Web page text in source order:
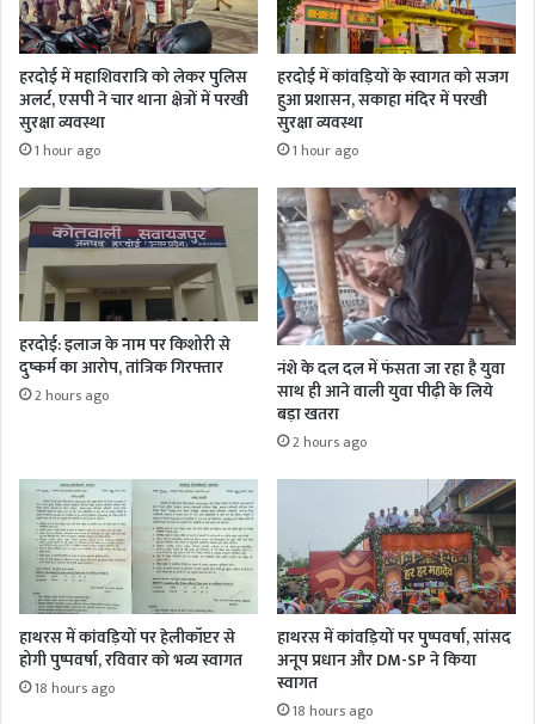
हरदोई में महाशिवरात्रि को लेकर पुलिस
अलर्ट, एसपी ने चार थाना क्षेत्रों में परखी
सुरक्षा व्यवस्था
1 hour ago
हरदोई में कांवड़ियों के स्वागत को सजग
हुआ प्रशासन, सकाहा मंदिर में परखी
सुरक्षा व्यवस्था
1 hour ago
हरदोई: इलाज के नाम पर किशोरी से
दुष्कर्म का आरोप, तांत्रिक गिरफ्तार
2 hours ago
नंशे के दल दल में फंसता जा रहा है युवा
साथ ही आने वाली युवा पीढ़ी के लिये
बड़ा खतरा
2 hours ago
हाथरस में कांवड़ियों पर हेलीकॉप्टर से
होगी पुष्पवर्षा, रविवार को भव्य स्वागत
18 hours ago
हाथरस में कांवड़ियों पर पुष्पवर्षा, सांसद
अनूप प्रधान और DM-SP ने किया
स्वागत
18 hours ago